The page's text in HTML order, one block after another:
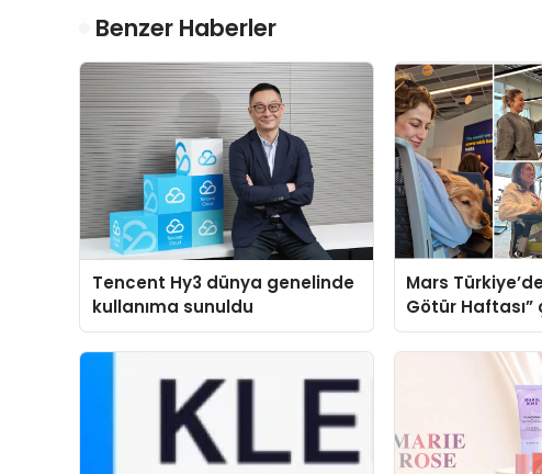
Benzer Haberler
Tencent Hy3 dünya genelinde
kullanıma sunuldu
Mars
Götür Haftası”